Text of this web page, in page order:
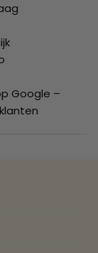
Google –